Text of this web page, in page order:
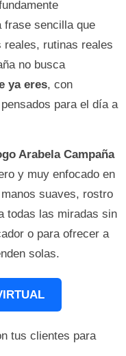
frase sencilla que
reales, rutinas reales
no busca
ya eres, con
para el día a
Arabela Campaña
y muy enfocado en
suaves, rostro
todas las miradas sin
o para ofrecer a
solas.
tus clientes para